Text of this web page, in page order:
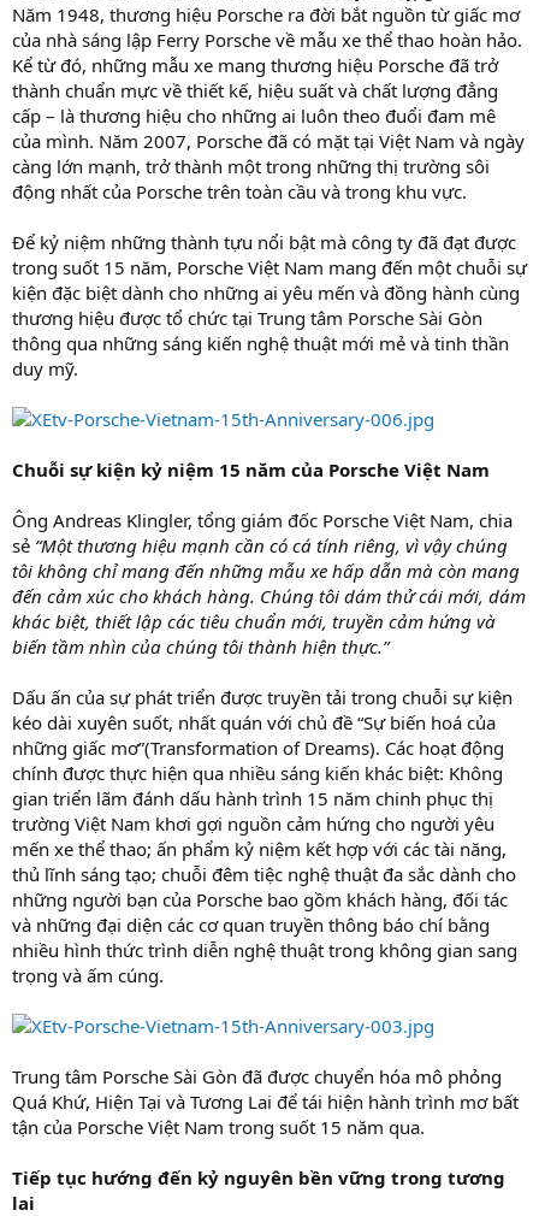
Năm 1948, thương hiệu Porsche ra đời bắt nguồn từ giấc mơ
của nhà sáng lập Ferry Porsche về mẫu xe thể thao hoàn hảo.
Kể từ đó, những mẫu xe mang thương hiệu Porsche đã trở
thành chuẩn mực về thiết kế, hiệu suất và chất lượng đẳng
cấp – là thương hiệu cho những ai luôn theo đuổi đam mê
của mình. Năm 2007, Porsche đã có mặt tại Việt Nam và ngày
càng lớn mạnh, trở thành một trong những thị trường sôi
động nhất của Porsche trên toàn cầu và trong khu vực.
Để kỷ niệm những thành tựu nổi bật mà công ty đã đạt được
trong suốt 15 năm, Porsche Việt Nam mang đến một chuỗi sự
kiện đặc biệt dành cho những ai yêu mến và đồng hành cùng
thương hiệu được tổ chức tại Trung tâm Porsche Sài Gòn
thông qua những sáng kiến nghệ thuật mới mẻ và tinh thần
duy mỹ.
Chuỗi sự kiện kỷ niệm 15 năm của Porsche Việt Nam
Ông Andreas Klingler, tổng giám đốc Porsche Việt Nam, chia
sẻ “Một thương hiệu mạnh cần có cá tính riêng, vì vậy chúng
tôi không chỉ mang đến những mẫu xe hấp dẫn mà còn mang
đến cảm xúc cho khách hàng. Chúng tôi dám thử cái mới, dám
khác biệt, thiết lập các tiêu chuẩn mới, truyền cảm hứng và
biến tầm nhìn của chúng tôi thành hiện thực.”
Dấu ấn của sự phát triển được truyền tải trong chuỗi sự kiện
kéo dài xuyên suốt, nhất quán với chủ đề “Sự biến hoá của
những giấc mơ”(Transformation of Dreams). Các hoạt động
chính được thực hiện qua nhiều sáng kiến khác biệt: Không
gian triển lãm đánh dấu hành trình 15 năm chinh phục thị
trường Việt Nam khơi gợi nguồn cảm hứng cho người yêu
mến xe thể thao; ấn phẩm kỷ niệm kết hợp với các tài năng,
thủ lĩnh sáng tạo; chuỗi đêm tiệc nghệ thuật đa sắc dành cho
những người bạn của Porsche bao gồm khách hàng, đối tác
và những đại diện các cơ quan truyền thông báo chí bằng
nhiều hình thức trình diễn nghệ thuật trong không gian sang
trọng và ấm cúng.
Trung tâm Porsche Sài Gòn đã được chuyển hóa mô phỏng
Quá Khứ, Hiện Tại và Tương Lai để tái hiện hành trình mơ bất
tận của Porsche Việt Nam trong suốt 15 năm qua.
Tiếp tục hướng đến kỷ nguyên bền vững trong tương
lai